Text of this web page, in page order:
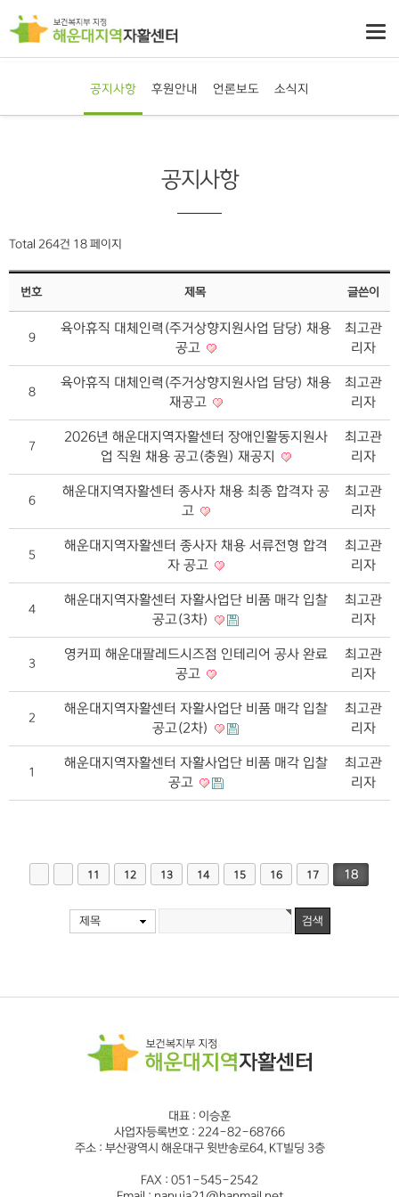
공지사항 후원안내 언론보도 소식지
공지사항
Total 264건 18 페이지
번호 제목 글쓴이
9
육아휴직 대체인력(주거상향지원사업 담당) 채용
공고
최고관
리자
8
육아휴직 대체인력(주거상향지원사업 담당) 채용
재공고
최고관
리자
7
2026년 해운대지역자활센터 장애인활동지원사
업 직원 채용 공고(충원) 재공지
최고관
리자
6
해운대지역자활센터 종사자 채용 최종 합격자 공
고
최고관
리자
5
해운대지역자활센터 종사자 채용 서류전형 합격
자 공고
최고관
리자
4
해운대지역자활센터 자활사업단 비품 매각 입찰
공고(3차)
최고관
리자
3
영커피 해운대팔레드시즈점 인테리어 공사 완료
공고
최고관
리자
2
해운대지역자활센터 자활사업단 비품 매각 입찰
공고(2차)
최고관
리자
1
해운대지역자활센터 자활사업단 비품 매각 입찰
공고
최고관
리자
11 12 13 14 15 16 17 18
제목
대표 : 이승훈
사업자등록번호 : 224-82-68766
주소 : 부산광역시 해운대구 윗반송로64, KT빌딩 3층
FAX : 051-545-2542